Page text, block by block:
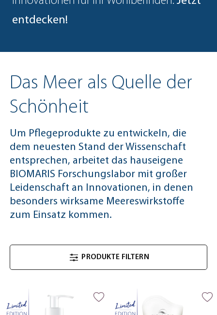
entdecken!
Das Meer als Quelle der
Schönheit
Um Pflegeprodukte zu entwickeln, die
dem neuesten Stand der Wissenschaft
entsprechen, arbeitet das hauseigene
BIOMARIS Forschungslabor mit großer
Leidenschaft an Innovationen, in denen
besonders wirksame Meereswirkstoffe
zum Einsatz kommen.
PRODUKTE FILTERN